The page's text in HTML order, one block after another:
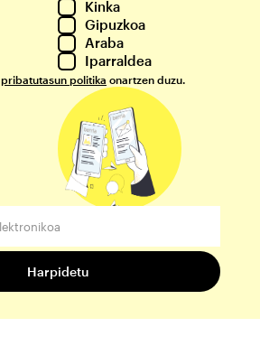
Kinka
Gipuzkoa
Araba
Iparraldea
pribatutasun politika onartzen duzu.